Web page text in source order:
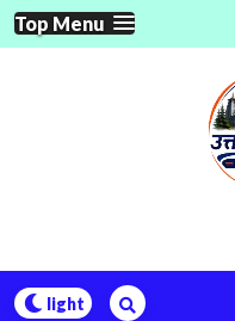
Skip
to
Top Menu